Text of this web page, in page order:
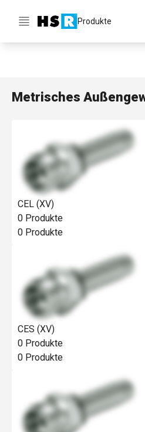
Produkte
Metrisches
CEL (XV)
0 Produkte
0 Produkte
CES (XV)
0 Produkte
0 Produkte